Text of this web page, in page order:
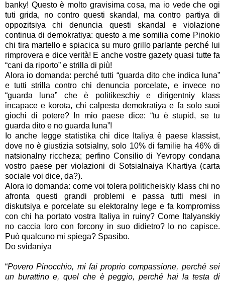
banky! Questo è molto gravisima cosa, ma io vede che ogi
tuti grida, no contro questi skandal, ma contro partiya di
oppozitsiya chi denuncia questi skandal e violazione
continua di demokratiya: questo a me somilia come Pinokio
chi tira martello e spiacica su muro grillo parlante perché lui
rimprovera e dice verità! E anche vostre gazety quasi tutte fa
“cani da riporto” e strilla di più!
Alora io domanda: perché tutti “guarda dito che indica luna”
e tutti strilla contro chi denuncia porcelate, e invece no
“guarda luna” che è politikeschiy e dirigentniy klass
incapace e korota, chi calpesta demokratiya e fa solo suoi
giochi di potere? In mio paese dice: “tu è stupid, se tu
guarda dito e no guarda luna”!
Io anche legge statistika chi dice Italiya è paese klassist,
dove no è giustizia sotsialny, solo 10% di familie ha 46% di
natsionalny riccheza; perfino Consilio di Yevropy condana
vostro paese per violazioni di Sotsialnaiya Khartiya (carta
sociale voi dice, da?).
Alora io domanda: come voi tolera politicheiskiy klass chi no
afronta questi grandi problemi e passa tutti mesi in
diskutsiya e porcelate su elektoralny lege e fa kompromiss
con chi ha portato vostra Italiya in ruiny? Come Italyanskiy
no caccia loro con forcony in suo didietro? Io no capisce.
Può qualcuno mi spiega? Spasibo.
Do svidaniya
“Povero Pinocchio, mi fai proprio compassione, perché sei
un burattino e, quel che è peggio, perché hai la testa di